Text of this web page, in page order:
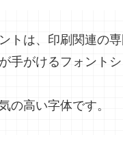
トは、印刷関連の
手がけるフォント
の高い字体です。